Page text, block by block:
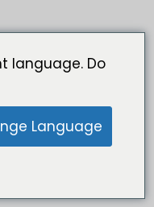
language. Do
Language